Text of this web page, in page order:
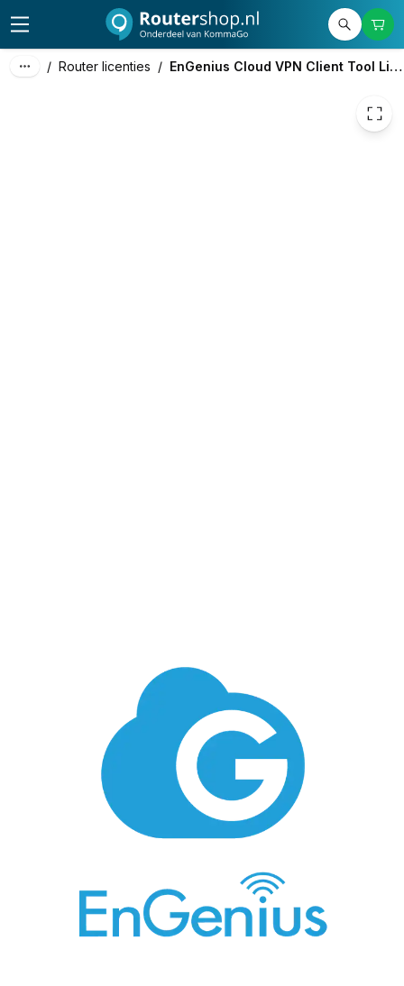
/ Router licenties / EnGenius Cloud VPN Client Tool Licentie
excl. btw
incl. btw